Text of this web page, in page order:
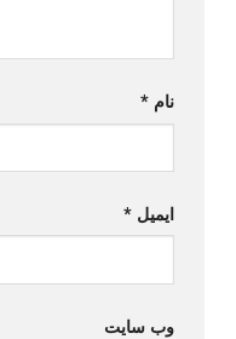
نام*
ایمیل*
وب‌ سایت